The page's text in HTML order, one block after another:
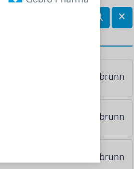
Fieberbrunn
Fieberbrunn
Fieberbrunn